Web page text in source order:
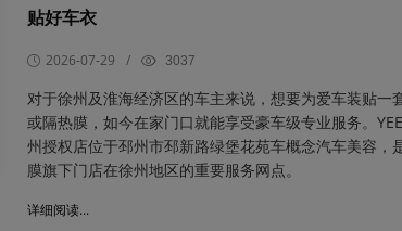
贴好车衣
2026-07-29 / 3037
对于徐州及淮海经济区的车主来说，想要为爱车装贴一
或隔热膜，如今在家门口就能享受豪车级专业服务。
州授权店位于邳州市邳新路绿堡花苑车概念汽车美容，
膜旗下门店在徐州地区的重要服务网点。
详细阅读...